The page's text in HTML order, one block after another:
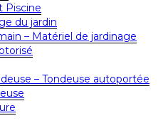
Piscine
du jardin
– Matériel de jardinage
– Tondeuse autoportée